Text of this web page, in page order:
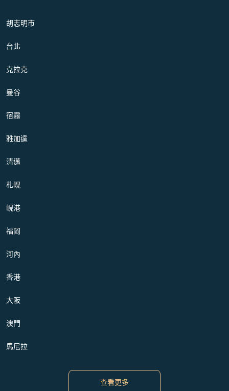
胡志明市
台北
克拉克
曼谷
宿霧
雅加達
清邁
札幌
峴港
福岡
河內
香港
大阪
澳門
馬尼拉
查看更多